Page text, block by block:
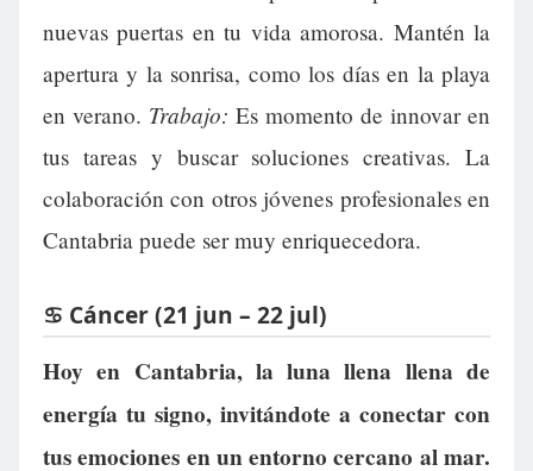
nuevas puertas en tu vida amorosa. Mantén la
apertura y la sonrisa, como los días en la playa
en verano. Trabajo: Es momento de innovar en
tus tareas y buscar soluciones creativas. La
colaboración con otros jóvenes profesionales en
Cantabria puede ser muy enriquecedora.
♋ Cáncer (21 jun – 22 jul)
Hoy en Cantabria, la luna llena llena de
energía tu signo, invitándote a conectar con
tus emociones en un entorno cercano al mar.